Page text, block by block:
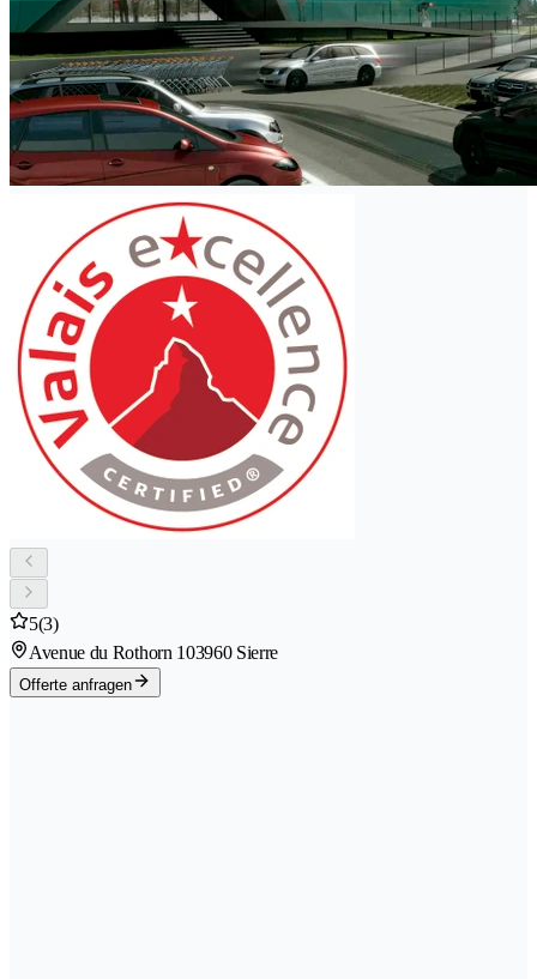
5(3)
Avenue du Rothorn 103960 Sierre
Offerte anfragen